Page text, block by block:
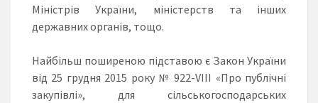
Міністрів України, міністерств та інших
державних органів, тощо.
Найбільш поширеною підставою є Закон України
від 25 грудня 2015 року № 922-VIII «Про публічні
закупівлі», для сільськогосподарських